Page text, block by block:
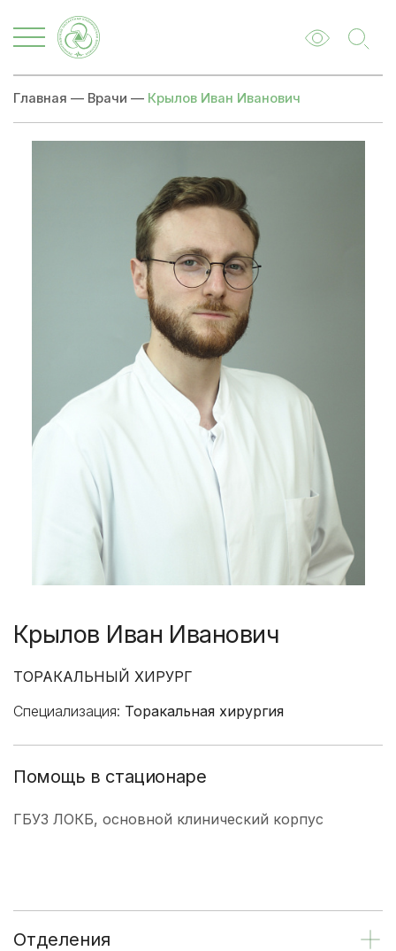
Главная — Врачи — Крылов Иван Иванович
Крылов Иван Иванович
ТОРАКАЛЬНЫЙ ХИРУРГ
Специализация: Торакальная хирургия
Помощь в стационаре
ГБУЗ ЛОКБ, основной клинический корпус
Отделения